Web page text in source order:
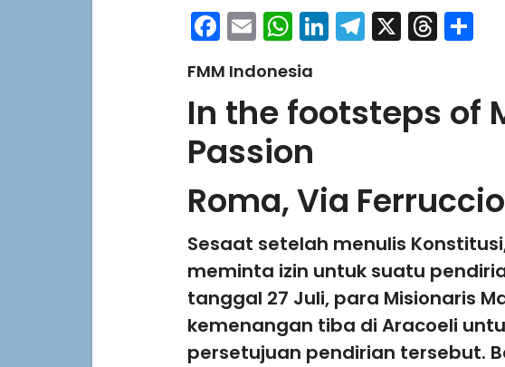
Facebook
EmailWhatsApp
LinkedIn
Telegram
X
FMM Indonesia
In the footsteps of
Passion
Roma, Via Ferruccio
Sesaat setelah menulis
meminta izin untuk suatu
tanggal 27 Juli, para Misionaris
kemenangan tiba di Aracoeli
persetujuan pendirian tersebut.